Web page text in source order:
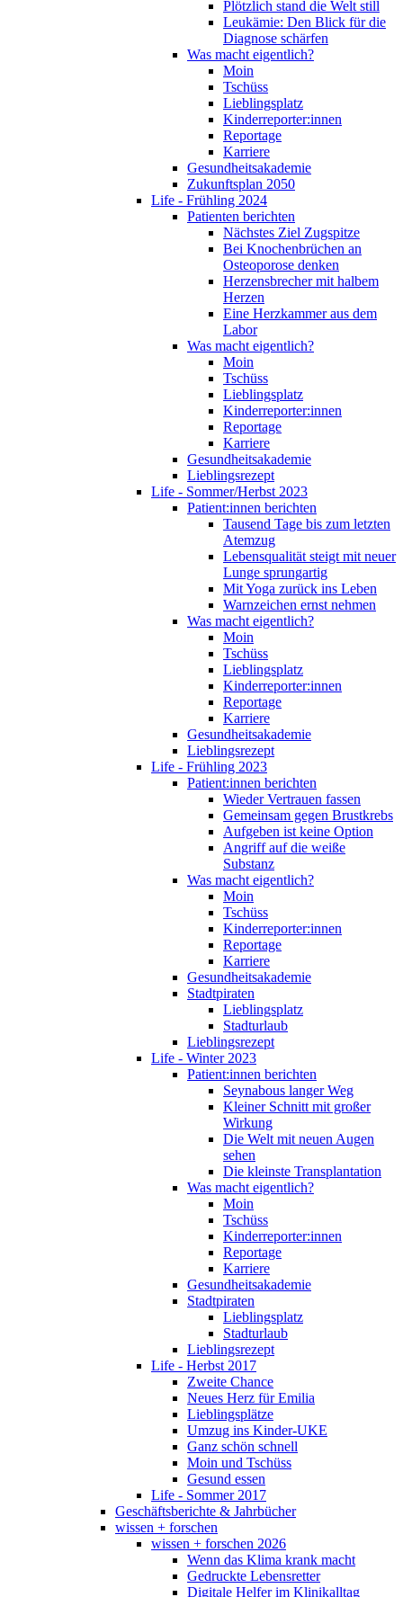
Plötzlich stand die Welt still
Leukämie: Den Blick für die
Diagnose schärfen
Was macht eigentlich?
Moin
Tschüss
Lieblingsplatz
Kinderreporter:innen
Reportage
Karriere
Gesundheitsakademie
Zukunftsplan 2050
Life - Frühling 2024
Patienten berichten
Nächstes Ziel Zugspitze
Bei Knochenbrüchen an
Osteoporose denken
Herzensbrecher mit halbem
Herzen
Eine Herzkammer aus dem
Labor
Was macht eigentlich?
Moin
Tschüss
Lieblingsplatz
Kinderreporter:innen
Reportage
Karriere
Gesundheitsakademie
Lieblingsrezept
Life - Sommer/Herbst 2023
Patient:innen berichten
Tausend Tage bis zum letzten
Atemzug
Lebensqualität steigt mit neuer
Lunge sprungartig
Mit Yoga zurück ins Leben
Warnzeichen ernst nehmen
Was macht eigentlich?
Moin
Tschüss
Lieblingsplatz
Kinderreporter:innen
Reportage
Karriere
Gesundheitsakademie
Lieblingsrezept
Life - Frühling 2023
Patient:innen berichten
Wieder Vertrauen fassen
Gemeinsam gegen Brustkrebs
Aufgeben ist keine Option
Angriff auf die weiße
Substanz
Was macht eigentlich?
Moin
Tschüss
Kinderreporter:innen
Reportage
Karriere
Gesundheitsakademie
Stadtpiraten
Lieblingsplatz
Stadturlaub
Lieblingsrezept
Life - Winter 2023
Patient:innen berichten
Seynabous langer Weg
Kleiner Schnitt mit großer
Wirkung
Die Welt mit neuen Augen
sehen
Die kleinste Transplantation
Was macht eigentlich?
Moin
Tschüss
Kinderreporter:innen
Reportage
Karriere
Gesundheitsakademie
Stadtpiraten
Lieblingsplatz
Stadturlaub
Lieblingsrezept
Life - Herbst 2017
Zweite Chance
Neues Herz für Emilia
Lieblingsplätze
Umzug ins Kinder-UKE
Ganz schön schnell
Moin und Tschüss
Gesund essen
Life - Sommer 2017
Geschäftsberichte & Jahrbücher
wissen + forschen
wissen + forschen 2026
Wenn das Klima krank macht
Gedruckte Lebensretter
Digitale Helfer im Klinikalltag